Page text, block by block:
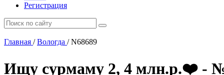
Регистрация
Главная / Вологда /N68689
Ищу сурмаму 2, 4 млн.р.❤️ -